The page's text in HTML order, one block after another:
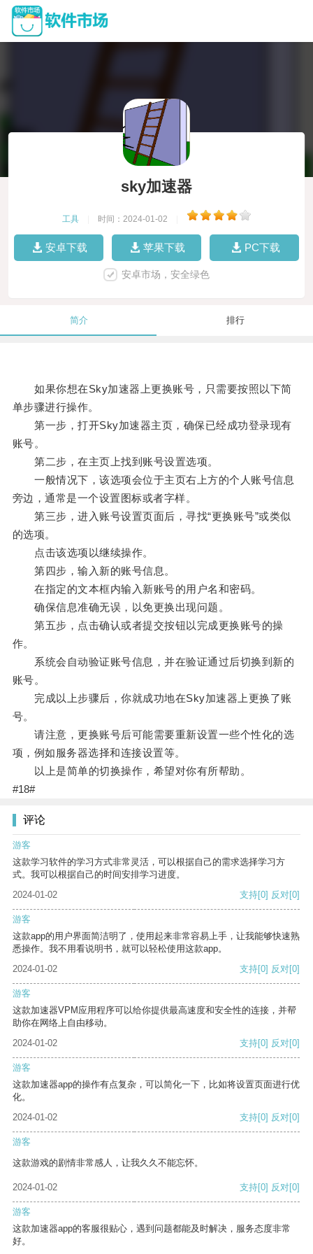
sky加速器
工具 时间：2024-01-02
安卓下载 苹果下载 PC下载
安卓市场，安全绿色
简介 排行
如果你想在Sky加速器上更换账号，只需要按照以下简
单步骤进行操作。
第一步，打开Sky加速器主页，确保已经成功登录现有
账号。
第二步，在主页上找到账号设置选项。
一般情况下，该选项会位于主页右上方的个人账号信息
旁边，通常是一个设置图标或者字样。
第三步，进入账号设置页面后，寻找“更换账号”或类似
的选项。
点击该选项以继续操作。
第四步，输入新的账号信息。
在指定的文本框内输入新账号的用户名和密码。
确保信息准确无误，以免更换出现问题。
第五步，点击确认或者提交按钮以完成更换账号的操
作。
系统会自动验证账号信息，并在验证通过后切换到新的
账号。
完成以上步骤后，你就成功地在Sky加速器上更换了账
号。
请注意，更换账号后可能需要重新设置一些个性化的选
项，例如服务器选择和连接设置等。
以上是简单的切换操作，希望对你有所帮助。
#18#
评论
游客
这款学习软件的学习方式非常灵活，可以根据自己的需求选择学习方
式。我可以根据自己的时间安排学习进度。
2024-01-02
支持[0] 反对[0]
游客
这款app的用户界面简洁明了，使用起来非常容易上手，让我能够快速熟
悉操作。我不用看说明书，就可以轻松使用这款app。
2024-01-02
支持[0] 反对[0]
游客
这款加速器VPM应用程序可以给你提供最高速度和安全性的连接，并帮
助你在网络上自由移动。
2024-01-02
支持[0] 反对[0]
游客
这款加速器app的操作有点复杂，可以简化一下，比如将设置页面进行优
化。
2024-01-02
支持[0] 反对[0]
游客
这款游戏的剧情非常感人，让我久久不能忘怀。
2024-01-02 支持[0] 反对[0]
游客
这款加速器app的客服很贴心，遇到问题都能及时解决，服务态度非常
好。